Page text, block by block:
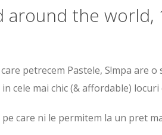
around the world,
petrecem Pastele, S!mpa are
cele mai chic (& affordable) locuri
care ni le permitem la un pret